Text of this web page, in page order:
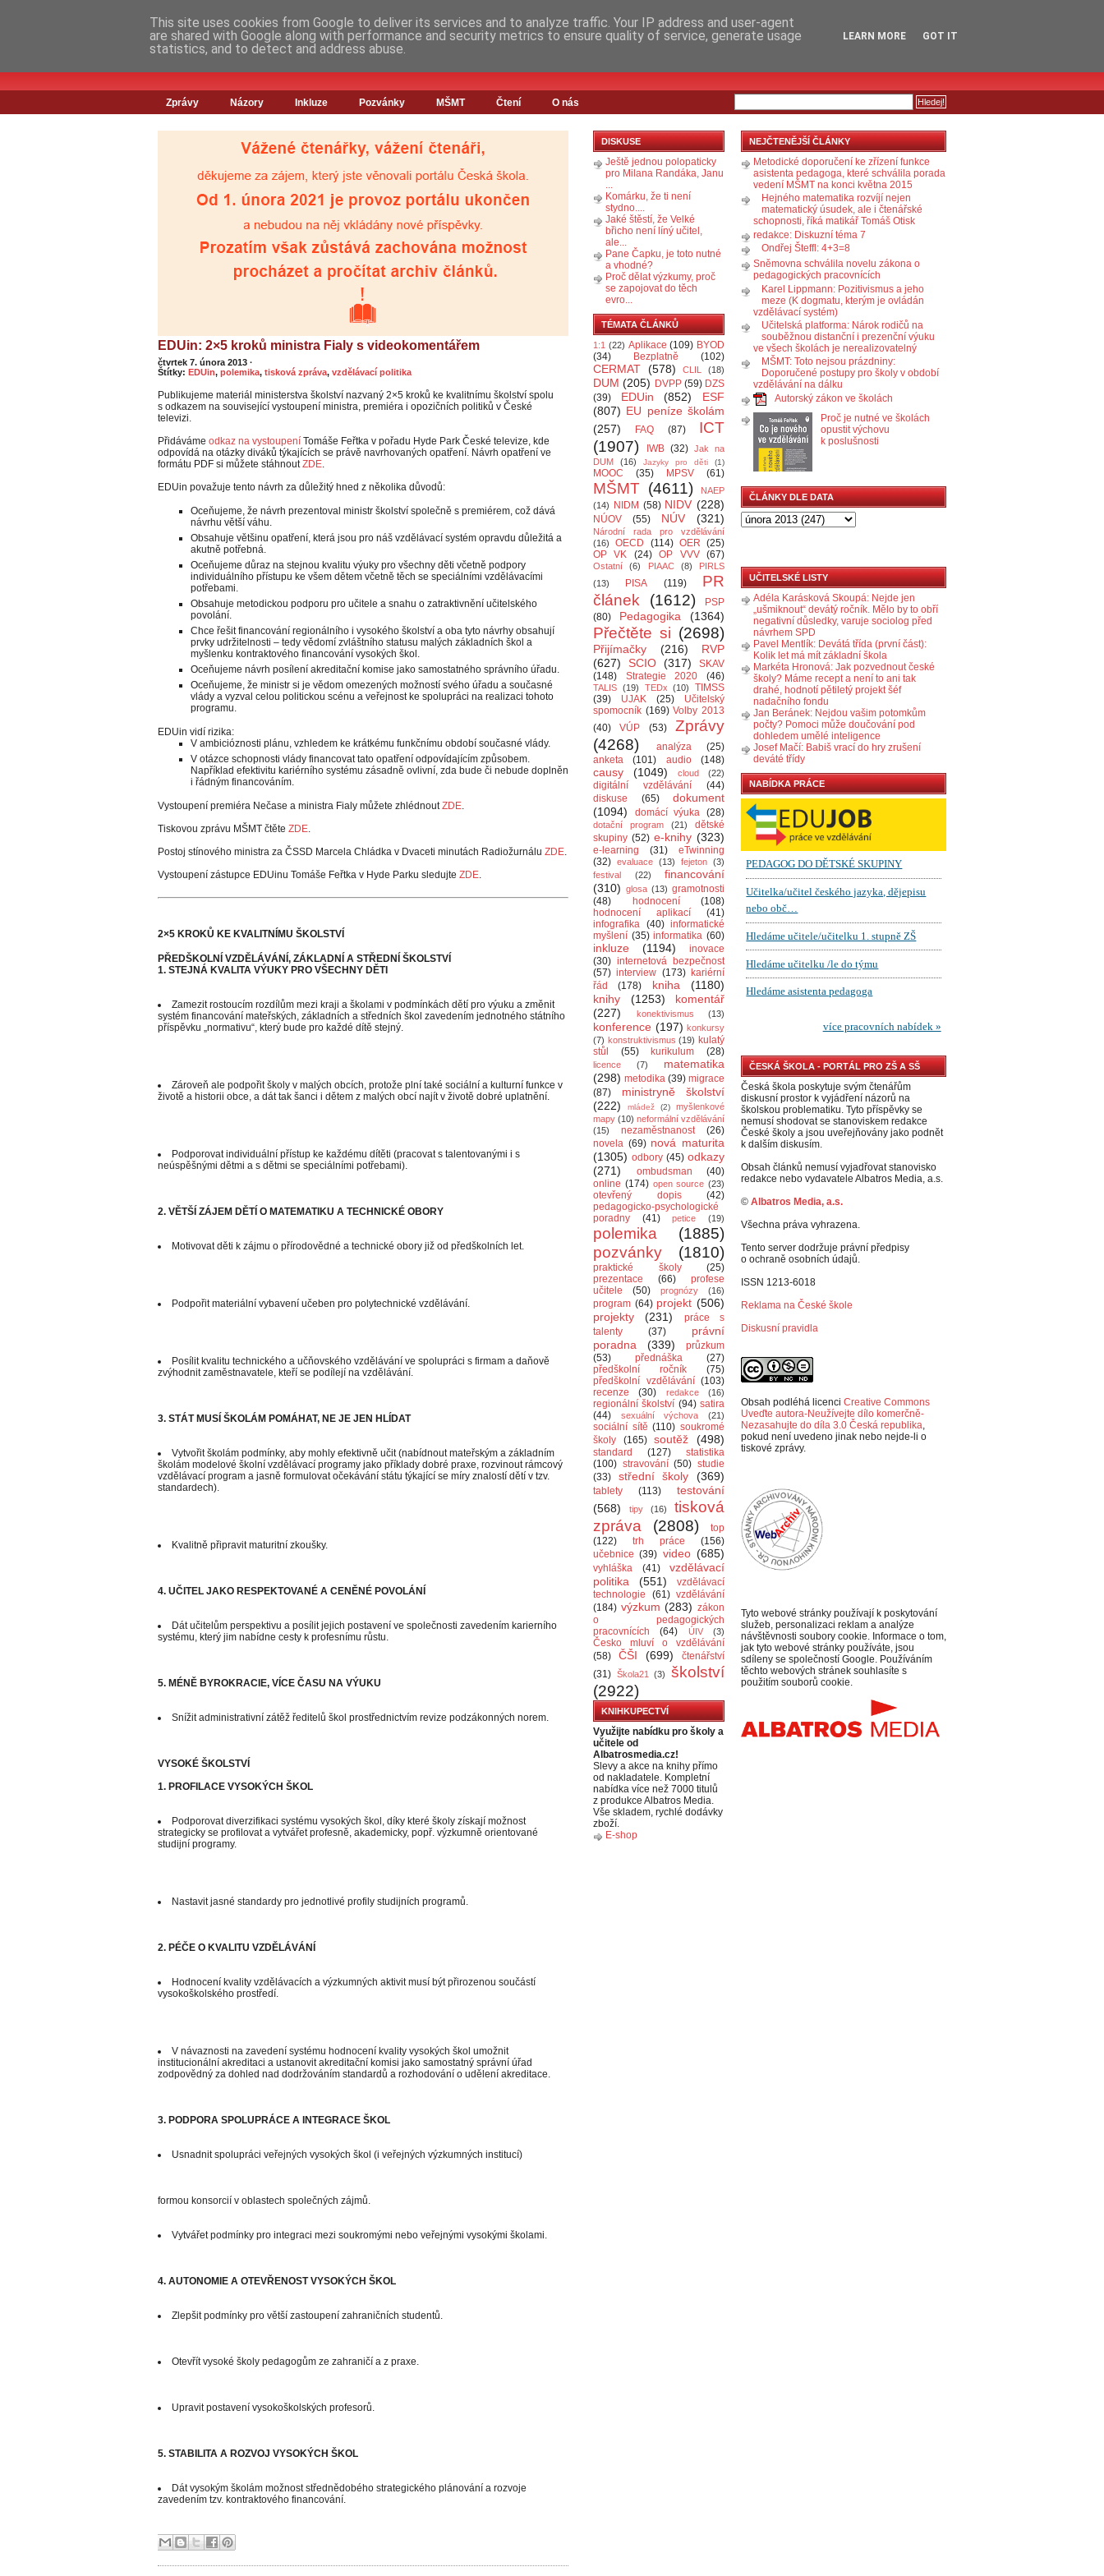
Zprávy Názory Inkluze Pozvánky MŠMT Čtení O nás
EDUin: 2×5 kroků ministra Fialy s videokomentářem
čtvrtek 7. února 2013 ·
Štítky: EDUin, polemika, tisková zpráva, vzdělávací politika
Publikujeme materiál ministerstva školství nazvaný 2×5 kroků ke kvalitnímu školství spolu
s odkazem na související vystoupení ministra, premiéra i opozičních politiků v České
televizi.
Přidáváme odkaz na vystoupení Tomáše Feřtka v pořadu Hyde Park České televize, kde
odpovídá na otázky diváků týkajících se právě navrhovaných opatření. Návrh opatření ve
formátu PDF si můžete stáhnoutZDE.
EDUin považuje tento návrh za důležitý hned z několika důvodů:
Oceňujeme, že návrh prezentoval ministr školství společně s premiérem, což dává
návrhu větší váhu.
Obsahuje většinu opatření, která jsou pro náš vzdělávací systém opravdu důležitá a
akutně potřebná.
Oceňujeme důraz na stejnou kvalitu výuky pro všechny děti včetně podpory
individuálního přístupu ke všem dětem včetně těch se speciálními vzdělávacími
potřebami.
Obsahuje metodickou podporu pro učitele a snahu o zatraktivnění učitelského
povolání.
Chce řešit financování regionálního i vysokého školství a oba tyto návrhy obsahují
prvky udržitelnosti – tedy vědomí zvláštního statusu malých základních škol a
myšlenku kontraktového financování vysokých škol.
Oceňujeme návrh posílení akreditační komise jako samostatného správního úřadu.
Oceňujeme, že ministr si je vědom omezených možností svého úřadu a současné
vlády a vyzval celou politickou scénu a veřejnost ke spolupráci na realizaci tohoto
programu.
EDUin vidí rizika:
V ambicióznosti plánu, vzhledem ke krátkému funkčnímu období současné vlády.
V otázce schopnosti vlády financovat tato opatření odpovídajícím způsobem.
Například efektivitu kariérního systému zásadně ovlivní, zda bude či nebude doplněn
i řádným financováním.
Vystoupení premiéra Nečase a ministra Fialy můžete zhlédnoutZDE.
Tiskovou zprávu MŠMT čtěte ZDE.
Postoj stínového ministra za ČSSD Marcela Chládka v Dvaceti minutách Radiožurnálu ZDE.
Vystoupení zástupce EDUinu Tomáše Feřtka v Hyde Parku sledujte ZDE.
2×5 KROKŮ KE KVALITNÍMU ŠKOLSTVÍ
PŘEDŠKOLNÍ VZDĚLÁVÁNÍ, ZÁKLADNÍ A STŘEDNÍ ŠKOLSTVÍ
1. STEJNÁ KVALITA VÝUKY PRO VŠECHNY DĚTI
Zamezit rostoucím rozdílům mezi kraji a školami v podmínkách dětí pro výuku a změnit
systém financování mateřských, základních a středních škol zavedením jednotného státního
příspěvku „normativu“, který bude pro každé dítě stejný.
Zároveň ale podpořit školy v malých obcích, protože plní také sociální a kulturní funkce v
životě a historii obce, a dát tak šanci i dětem z malých obcí najít v životě dobré uplatnění.
Podporovat individuální přístup ke každému dítěti (pracovat s talentovanými i s
neúspěšnými dětmi a s dětmi se speciálními potřebami).
2. VĚTŠÍ ZÁJEM DĚTÍ O MATEMATIKU A TECHNICKÉ OBORY
Motivovat děti k zájmu o přírodovědné a technické obory již od předškolních let.
Podpořit materiální vybavení učeben pro polytechnické vzdělávání.
Posílit kvalitu technického a učňovského vzdělávání ve spolupráci s firmam a daňově
zvýhodnit zaměstnavatele, kteří se podílejí na vzdělávání.
3. STÁT MUSÍ ŠKOLÁM POMÁHAT, NE JE JEN HLÍDAT
Vytvořit školám podmínky, aby mohly efektivně učit (nabídnout mateřským a základním
školám modelové školní vzdělávací programy jako příklady dobré praxe, rozvinout rámcový
vzdělávací program a jasně formulovat očekávání státu týkající se míry znalostí dětí v tzv.
standardech).
Kvalitně připravit maturitní zkoušky.
4. UČITEL JAKO RESPEKTOVANÉ A CENĚNÉ POVOLÁNÍ
Dát učitelům perspektivu a posílit jejich postavení ve společnosti zavedením karierního
systému, který jim nabídne cesty k profesnímu růstu.
5. MÉNĚ BYROKRACIE, VÍCE ČASU NA VÝUKU
Snížit administrativní zátěž ředitelů škol prostřednictvím revize podzákonných norem.
VYSOKÉ ŠKOLSTVÍ
1. PROFILACE VYSOKÝCH ŠKOL
Podporovat diverzifikaci systému vysokých škol, díky které školy získají možnost
strategicky se profilovat a vytvářet profesně, akademicky, popř. výzkumně orientované
studijní programy.
Nastavit jasné standardy pro jednotlivé profily studijních programů.
2. PÉČE O KVALITU VZDĚLÁVÁNÍ
Hodnocení kvality vzdělávacích a výzkumných aktivit musí být přirozenou součástí
vysokoškolského prostředí.
V návaznosti na zavedení systému hodnocení kvality vysokých škol umožnit
institucionální akreditaci a ustanovit akreditační komisi jako samostatný správní úřad
zodpovědný za dohled nad dodržováním standardů a rozhodování o udělení akreditace.
3. PODPORA SPOLUPRÁCE A INTEGRACE ŠKOL
Usnadnit spolupráci veřejných vysokých škol (i veřejných výzkumných institucí)
formou konsorcií v oblastech společných zájmů.
Vytvářet podmínky pro integraci mezi soukromými nebo veřejnými vysokými školami.
4. AUTONOMIE A OTEVŘENOST VYSOKÝCH ŠKOL
Zlepšit podmínky pro větší zastoupení zahraničních studentů.
Otevřít vysoké školy pedagogům ze zahraničí a z praxe.
Upravit postavení vysokoškolských profesorů.
5. STABILITA A ROZVOJ VYSOKÝCH ŠKOL
Dát vysokým školám možnost střednědobého strategického plánování a rozvoje
zavedením tzv. kontraktového financování.
DISKUSE
Ještě jednou polopaticky
pro Milana Randáka, Janu
...
Komárku, že ti není
stydno....
Jaké štěstí, že Velké
břicho není líný učitel,
ale...
Pane Čapku, je toto nutné
a vhodné?
Proč dělat výzkumy, proč
se zapojovat do těch
evro...
TÉMATA ČLÁNKŮ
1:1 (22) Aplikace (109) BYOD
(34)
Bezplatně (102)
CERMAT (578) CLIL (18)
DUM (205) DVPP (59) DZS
(39)
EDUin (852)
ESF
(807) EU peníze školám
(257)
FAQ (87)
ICT
(1907)
IWB (32) Jak na
DUM
(16) Jazyky pro děti (1)
MOOC (35) MPSV (61)
MŠMT (4611)
NAEP
(14)
NIDM (58) NIDV (228)
NÚOV (55) NÚV (321)
Národní rada pro vzdělávání
(16)
OECD (114) OER (25)
OP VK
(24) OP VVV (67)
Ostatní (6) PIAAC (8)
PIRLS
(13)
PISA (119)
PR
článek
(1612)
PSP
(80)
Pedagogika (1364)
Přečtěte si (2698)
Přijímačky (216)
RVP
(627)
SCIO (317)
SKAV
(148)
Strategie 2020 (46)
TALIS (19) TEDx (10)
TIMSS
(39)
UJAK (25)
Učitelský
spomocník (169) Volby 2013
(40)
VÚP (53)
Zprávy
(4268)
analýza
(25)
anketa
(101) audio (148)
causy (1049) cloud (22)
digitální vzdělávání
(44)
diskuse
(65)
dokument
(1094)
domácí výuka (28)
dotační program (21)
dětské
skupiny (52) e-knihy (323)
e-learning (31)
eTwinning
(32) evaluace (13) fejeton (3)
festival
(22)
financování
(310) glosa (13) gramotnosti
(48)
hodnocení
(108)
hodnocení aplikací
(41)
infografika (40) informatické
myšlení (35) informatika (60)
inkluze (1194)
inovace
(30) internetová bezpečnost
(57) interview (173) kariérní
řád
(178) kniha
(1180)
knihy
(1253)
komentář
(227)
konektivismus (13)
konference (197) konkursy
(7) konstruktivismus (19) kulatý
stůl
(55) kurikulum (28)
licence (7)
matematika
(298) metodika (39) migrace
(87)
ministryně školství
(222)
mládež (2)
myšlenkové
mapy (10) neformální vzdělávání
(15)
nezaměstnanost
(26)
novela (69) nová maturita
(1305) odbory (45) odkazy
(271)
ombudsman
(40)
online (174) open source (23)
otevřený dopis
(42)
pedagogicko-psychologické
poradny
(41) petice (19)
polemika
(1885)
pozvánky
(1810)
praktické školy
(25)
prezentace
(66)
profese
učitele
(50) prognózy (16)
program (64) projekt (506)
projekty
(231)
práce s
talenty
(37)
právní
poradna
(339)
průzkum
(53)
přednáška
(27)
předškolní ročník
(75)
předškolní vzdělávání (103)
recenze
(30) redakce (16)
regionální školství (94) satira
(44)
sexuální výchova (21)
sociální sítě (110) soukromé
školy
(165) soutěž (498)
standard (127)
statistika
(100) stravování (50) studie
(33)
střední školy (369)
tablety (113)
testování
(568)
tipy (16)
tisková
zpráva
(2808)
top
(122)
trh práce
(156)
učebnice (39) video (685)
vyhláška (41)
vzdělávací
politika
(551)
vzdělávací
technologie
(61) vzdělávání
(184) výzkum (283) zákon
o pedagogických
pracovnících
(64) ÚIV (3)
Česko mluví o vzdělávání
(58)
ČŠI (699)
čtenářství
(31) Škola21 (3)
školství
(2922)
KNIHKUPECTVÍ
Využijte nabídku pro školy a
učitele od
Albatrosmedia.cz!
Slevy a akce na knihy přímo
od nakladatele. Kompletní
nabídka více než 7000 titulů
z produkce Albatros Media.
Vše skladem, rychlé dodávky
zboží.
E-shop
NEJČTENĚJŠÍ ČLÁNKY
Metodické doporučení ke zřízení funkce
asistenta pedagoga, které schválila porada
vedení MŠMT na konci května 2015
Hejného matematika rozvíjí nejen
matematický úsudek, ale i čtenářské
schopnosti, říká matikář Tomáš Otisk
redakce: Diskuzní téma 7
Ondřej Šteffl: 4+3=8
Sněmovna schválila novelu zákona o
pedagogických pracovnících
Karel Lippmann: Pozitivismus a jeho
meze (K dogmatu, kterým je ovládán
vzdělávací systém)
Učitelská platforma: Nárok rodičů na
souběžnou distanční i prezenční výuku
ve všech školách je nerealizovatelný
MŠMT: Toto nejsou prázdniny:
Doporučené postupy pro školy v období
vzdělávání na dálku
Autorský zákon ve školách
Proč je nutné ve školách
opustit výchovu
k poslušnosti
ČLÁNKY DLE DATA
UČITELSKÉ LISTY
Adéla Karásková Skoupá: Nejde jen
„ušmiknout“ devátý ročník. Mělo by to obří
negativní důsledky, varuje sociolog před
návrhem SPD
Pavel Mentlík: Devátá třída (první část):
Kolik let má mít základní škola
Markéta Hronová: Jak pozvednout české
školy? Máme recept a není to ani tak
drahé, hodnotí pětiletý projekt šéf
nadačního fondu
Jan Beránek: Nejdou vašim potomkům
počty? Pomoci může doučování pod
dohledem umělé inteligence
Josef Mačí: Babiš vrací do hry zrušení
deváté třídy
NABÍDKA PRÁCE
ČESKÁ ŠKOLA - PORTÁL PRO ZŠ A SŠ
Česká škola poskytuje svým čtenářům
diskusní prostor k vyjádření názorů na
školskou problematiku. Tyto příspěvky se
nemusí shodovat se stanoviskem redakce
České školy a jsou uveřejňovány jako podnět
k dalším diskusím.
Obsah článků nemusí vyjadřovat stanovisko
redakce nebo vydavatele Albatros Media, a.s.
© Albatros Media, a.s.
Všechna práva vyhrazena.
Tento server dodržuje právní předpisy
o ochraně osobních údajů.
ISSN 1213-6018
Reklama na České škole
Diskusní pravidla
Obsah podléhá licenci Creative Commons
Uveďte autora-Neužívejte dílo komerčně-
Nezasahujte do díla 3.0 Česká republika
pokud není uvedeno jinak nebo nejde-li o
tiskové zprávy.
Tyto webové stránky používají k poskytování
služeb, personalizaci reklam a analýze
návštěvnosti soubory cookie. Informace o tom,
jak tyto webové stránky používáte, jsou
sdíleny se společností Google. Používáním
těchto webových stránek souhlasíte s
použitím souborů cookie.
This site uses cookies from Google to deliver its services and to analyze traffic. Your IP address and user-agent
are shared with Google along with performance and security metrics to ensure quality of service, generate usage
statistics, and to detect and address abuse.
LEARN MORE GOT IT